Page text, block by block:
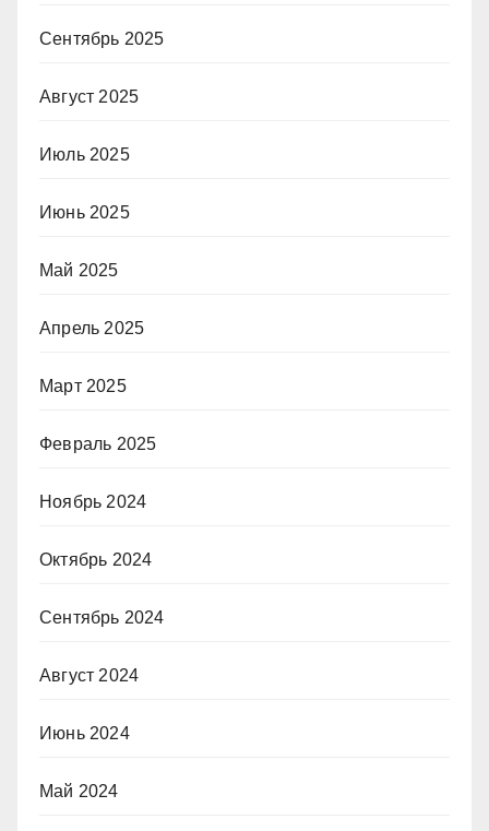
Сентябрь 2025
Август 2025
Июль 2025
Июнь 2025
Май 2025
Апрель 2025
Март 2025
Февраль 2025
Ноябрь 2024
Октябрь 2024
Сентябрь 2024
Август 2024
Июнь 2024
Май 2024